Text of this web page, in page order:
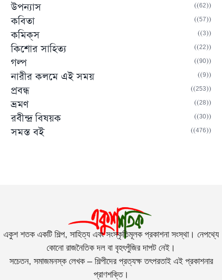
উপন্যাস (62)
কবিতা (57)
কমিক্‌স (3)
কিশোর সাহিত্য (22)
গল্প (90)
নারীর কলমে এই সময় (9)
প্রবন্ধ (253)
ভ্রমণ (28)
রবীন্দ্র বিষয়ক (30)
সমস্ত বই (476)
একুশ শতক একটি শিল্প, সাহিত্য এবং সংস্কৃতিমূলক প্রকাশনা সংস্থা। নেপথ্যে
কোনো রাজনৈতিক দল বা বৃহৎপুঁজির দাপট নেই।
সচেতন, সমাজমনস্ক লেখক – শিল্পীদের প্রত্যক্ষ তৎপরতাই এই প্রকাশনার
প্রাণশক্তি।